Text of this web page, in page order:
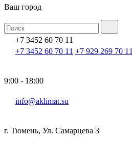
Ваш город
+7 3452 60 70 11
+7 3452 60 70 11 +7 929 269 70 11
9:00 - 18:00
info@aklimat.su
г. Тюмень, Ул. Самарцева 3